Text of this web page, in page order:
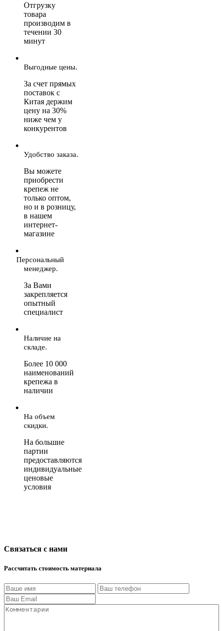
Отгрузку
товара
производим в
течении 30
минут
Выгодные цены.
За счет прямых
поставок с
Китая держим
цену на 30%
ниже чем у
конкурентов
Удобство заказа.
Вы можете
приобрести
крепеж не
только оптом,
но и в розницу,
в нашем
интернет-
магазине
Персональный
менеджер.
За Вами
закрепляется
опытный
специалист
Наличие на
складе.
Более 10 000
наименований
крепежа в
наличии
На объем
скидки.
На большие
партии
предоставляются
индивидуальные
ценовые
условия
Связаться с нами
Рассчитать стоимость материала